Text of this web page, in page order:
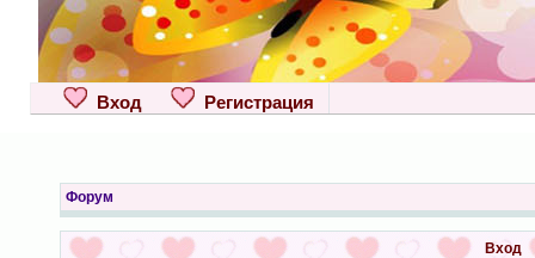
Вход Регистрация
Форум
Вход